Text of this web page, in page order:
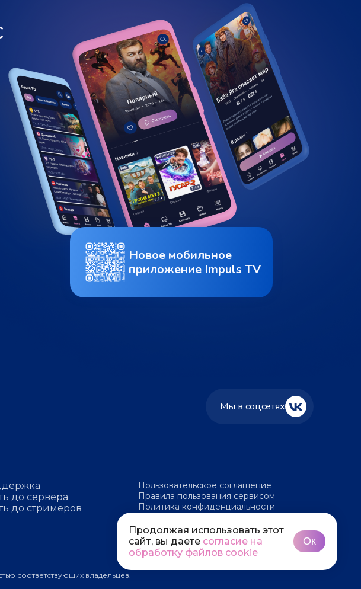
Новое мобильное
приложение Impuls TV
Мы в соцсетях
до сервера
до стримеров
Пользовательское соглашение
Правила пользования сервисом
Политика конфиденциальности
соответствующих владельцев.
Продолжая использовать этот
сайт, вы даете согласие на
обработку файлов cookie
Ок